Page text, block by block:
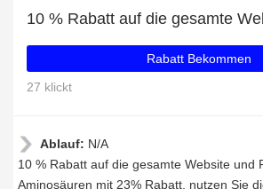
Rabatt Bekommen
27 klickt
Ablauf: N/A
10 % Rabatt auf die gesamte Website und
Aminosäuren mit 23% Rabatt, nutzen Sie